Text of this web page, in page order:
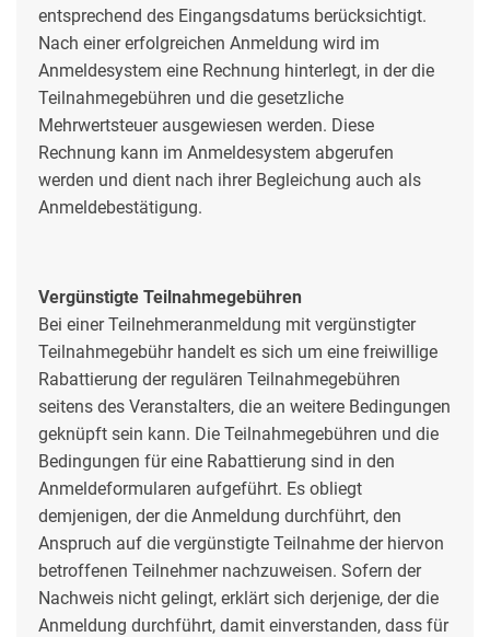
entsprechend des Eingangsdatums berücksichtigt.
Nach einer erfolgreichen Anmeldung wird im
Anmeldesystem eine Rechnung hinterlegt, in der die
Teilnahmegebühren und die gesetzliche
Mehrwertsteuer ausgewiesen werden. Diese
Rechnung kann im Anmeldesystem abgerufen
werden und dient nach ihrer Begleichung auch als
Anmeldebestätigung.
Vergünstigte Teilnahmegebühren
Bei einer Teilnehmeranmeldung mit vergünstigter
Teilnahmegebühr handelt es sich um eine freiwillige
Rabattierung der regulären Teilnahmegebühren
seitens des Veranstalters, die an weitere Bedingungen
geknüpft sein kann. Die Teilnahmegebühren und die
Bedingungen für eine Rabattierung sind in den
Anmeldeformularen aufgeführt. Es obliegt
demjenigen, der die Anmeldung durchführt, den
Anspruch auf die vergünstigte Teilnahme der hiervon
betroffenen Teilnehmer nachzuweisen. Sofern der
Nachweis nicht gelingt, erklärt sich derjenige, der die
Anmeldung durchführt, damit einverstanden, dass für